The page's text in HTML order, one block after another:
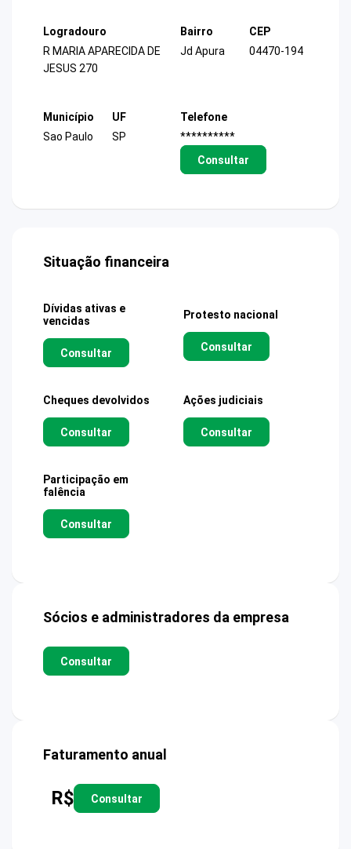
Logradouro
R MARIA APARECIDA DE
JESUS 270
Bairro
Jd Apura
CEP
04470-194
Município
Sao Paulo
UF
SP
Telefone
**********
Consultar
Situação financeira
Dívidas ativas e
vencidas
Consultar
Protesto nacional
Consultar
Cheques devolvidos
Consultar
Ações judiciais
Consultar
Participação em
falência
Consultar
Sócios e administradores da empresa
Consultar
Faturamento anual
R$ Consultar